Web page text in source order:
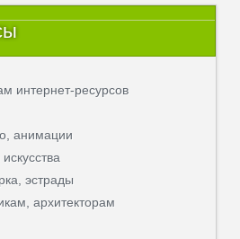
интернет-ресурсов
анимации
эстрады
архитекторам